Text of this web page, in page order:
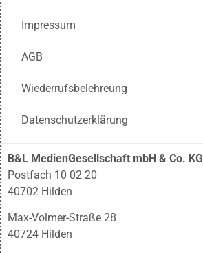
Impressum
AGB
Wiederrufsbelehreung
Datenschutzerklärung
B&L MedienGesellschaft mbH & Co. KG
Postfach 10 02 20
40702 Hilden
Max-Volmer-Straße 28
40724 Hilden